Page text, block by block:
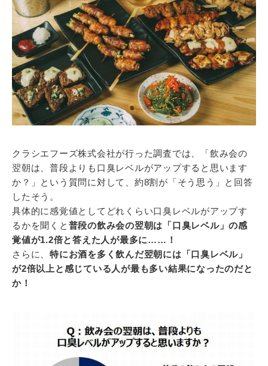
クラシエフーズ株式会社が行った調査では、「飲み会の
翌朝は、普段よりも口臭レベルがアップすると思います
か？」という質問に対して、約8割が「そう思う」と回答
したそう。
具体的に感覚値としてどれくらい口臭レベルがアップす
るかを聞くと 普段の飲み会の翌朝は「口臭レベル」の感
覚値が1.2倍と答えた人が最多に……！
さらに、 特にお酒を多く飲んだ翌朝には「口臭レベル」
が2倍以上と感じている人が最も多い結果になったのだと
か！